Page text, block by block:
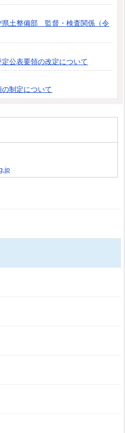
県土整備部 監督・検査関係（令
公表要領の改定について
制定について